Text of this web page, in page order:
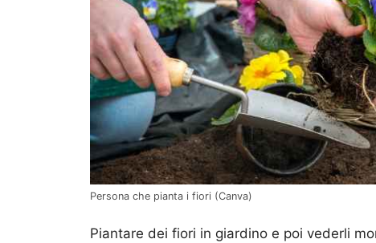
Persona che pianta i fiori (Canva)
Piantare dei fiori in giardino e poi vederli